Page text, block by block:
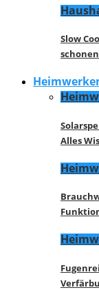
Slow
Alles